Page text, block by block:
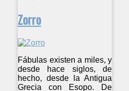
Zorro
Fábulas existen a miles, y
desde hace siglos, de
hecho, desde la Antigua
Grecia con Esopo. De